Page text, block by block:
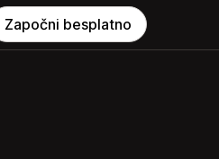
Započni besplatno